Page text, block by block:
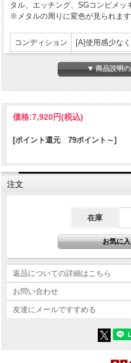
タル、エッチング、SGコンビメッ
※メタルの周りに変色が見られます
コンディション [A]使用感少な
製造年月 2006年6月
製造国 アメリカ合衆国
付属品
パッケージ:なし
※Zippo本体の底（ボトム）の製造
年・月は、一致しない場合がござ
※当店では真贋確認の上、簡易ク
る状態で販売しておりますが、現
写真やコンディション説明をご確
▼ 商品説明
価格:7,920円(税込)
[ポイント還元 79ポイント～]
注文
在庫
返品についての詳細はこちら
お問い合わせ
友達にメールですすめる